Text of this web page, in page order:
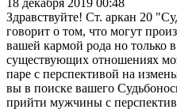
Здравствуйте! Ст. аркан 20
говорит о том, что могут
вашей кармой рода но только
существующих отношениях
паре с перспективой на
вы в поиске вашего
прийти мужчины с